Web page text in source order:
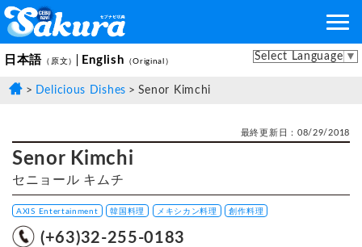
日本語 （原文） English （Original） Select Language ▼
Delicious Dishes Senor Kimchi
最終更新日：08/29/2018
Senor Kimchi
セニョール キムチ
AXIS Entertainment 韓国料理 メキシカン料理 創作料理
(+63)32-255-0183